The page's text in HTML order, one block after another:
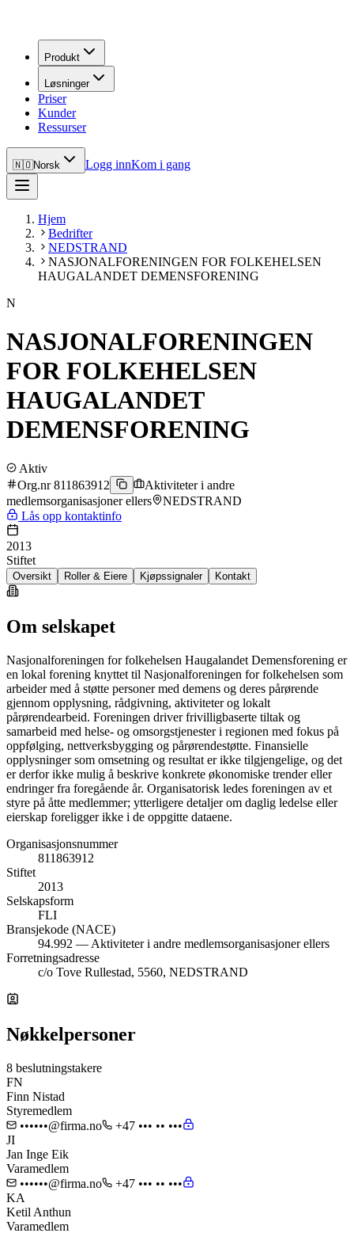
Produkt
Løsninger
Priser
Kunder
Ressurser
🇳🇴Norsk Logg innKom i gang
Hjem
Bedrifter
NEDSTRAND
NASJONALFORENINGEN FOR FOLKEHELSEN
HAUGALANDET DEMENSFORENING
N
NASJONALFORENINGEN
FOR FOLKEHELSEN
HAUGALANDET
DEMENSFORENING
Aktiv
Org.nr 811863912
Aktiviteter i andre
medlemsorganisasjoner ellers
NEDSTRAND
Lås opp kontaktinfo
2013
Stiftet
Oversikt Roller & Eiere Kjøpssignaler Kontakt
Om selskapet
Nasjonalforeningen for folkehelsen Haugalandet Demensforening er
en lokal forening knyttet til Nasjonalforeningen for folkehelsen som
arbeider med å støtte personer med demens og deres pårørende
gjennom opplysning, rådgivning, aktiviteter og lokalt
pårørendearbeid. Foreningen driver frivilligbaserte tiltak og
samarbeid med helse- og omsorgstjenester i regionen med fokus på
oppfølging, nettverksbygging og pårørendestøtte. Finansielle
opplysninger som omsetning og resultat er ikke tilgjengelige, og det
er derfor ikke mulig å beskrive konkrete økonomiske trender eller
endringer fra foregående år. Organisatorisk ledes foreningen av et
styre på åtte medlemmer; ytterligere detaljer om daglig ledelse eller
eierskap foreligger ikke i de oppgitte dataene.
Organisasjonsnummer
811863912
Stiftet
2013
Selskapsform
FLI
Bransjekode (NACE)
94.992 — Aktiviteter i andre medlemsorganisasjoner ellers
Forretningsadresse
c/o Tove Rullestad, 5560, NEDSTRAND
Nøkkelpersoner
8 beslutningstakere
FN
Finn Nistad
Styremedlem
••••••@firma.no
+47 ••• •• •••
JI
Jan Inge Eik
Varamedlem
••••••@firma.no
+47 ••• •• •••
KA
Ketil Anthun
Varamedlem